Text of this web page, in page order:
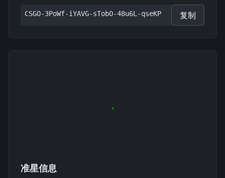
CSGO-3PoWf-iYAVG-sTobO-48u6L-qseKP 复制
准星信息